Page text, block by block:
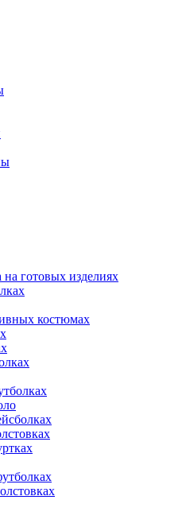
готовых изделиях
костюмах